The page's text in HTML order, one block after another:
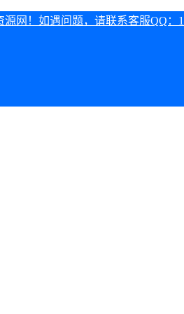
网！如遇问题，请联系客服QQ：